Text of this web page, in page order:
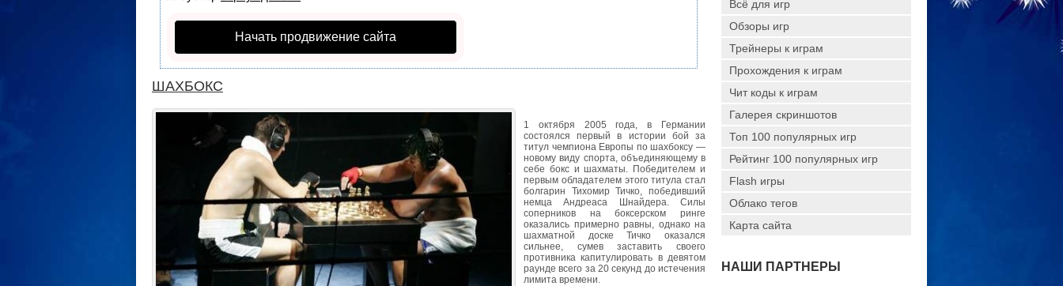
Начать продвижение сайта
ШАХБОКС
1 октября 2005 года, в Германии
состоялся первый в истории бой за
титул чемпиона Европы по шахбоксу —
новому виду спорта, объединяющему в
себе бокс и шахматы. Победителем и
первым обладателем этого титула стал
болгарин Тихомир Тичко, победивший
немца Андреаса Шнайдера. Силы
соперников на боксерском ринге
оказались примерно равны, однако на
шахматной доске Тичко оказался
сильнее, сумев заставить своего
противника капитулировать в девятом
раунде всего за 20 секунд до истечения
лимита времени.
Всё для игр
Обзоры игр
Трейнеры к играм
Прохождения к играм
Чит коды к играм
Галерея скриншотов
Топ 100 популярных игр
Рейтинг 100 популярных игр
Flash игры
Облако тегов
Карта сайта
НАШИ ПАРТНЕРЫ